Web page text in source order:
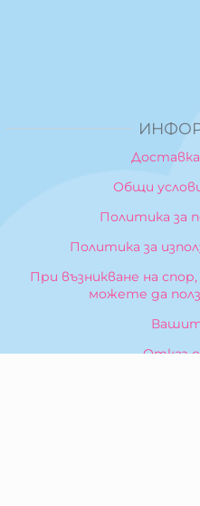
Общи
Политика за
Политика за
При възникване на спор,
можете да
Отказ